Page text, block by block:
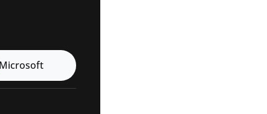
Microsoft